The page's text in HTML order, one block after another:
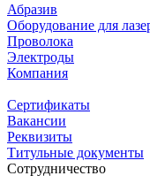
Абразив
Оборудование для
Проволока
Электроды
Компания
Сертификаты
Вакансии
Реквизиты
Титульные документы
Сотрудничество